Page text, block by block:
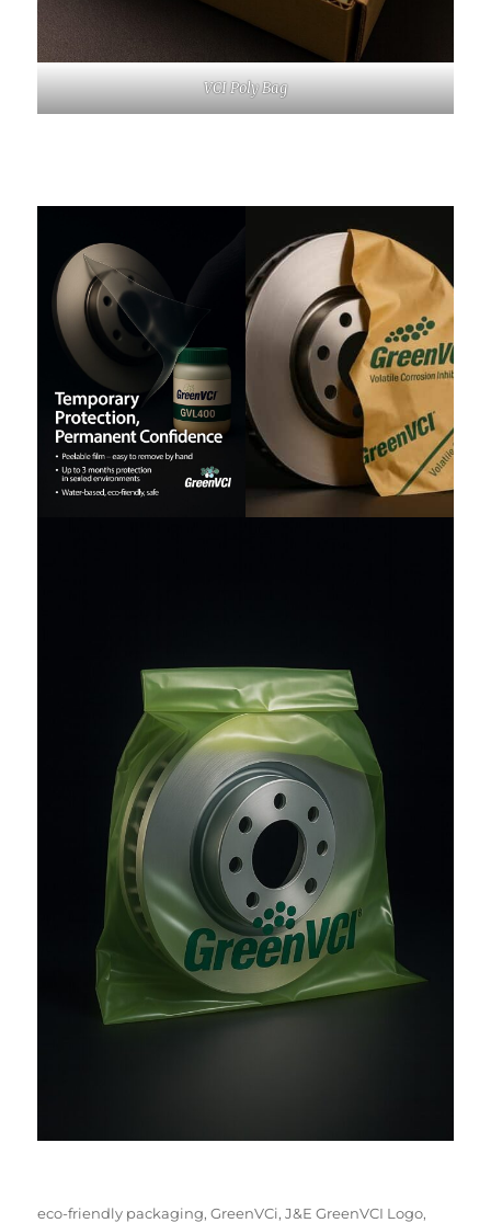
VCI Poly Bag
Tags
eco-friendly packaging,GreenVCi,J&E GreenVCI Logo,